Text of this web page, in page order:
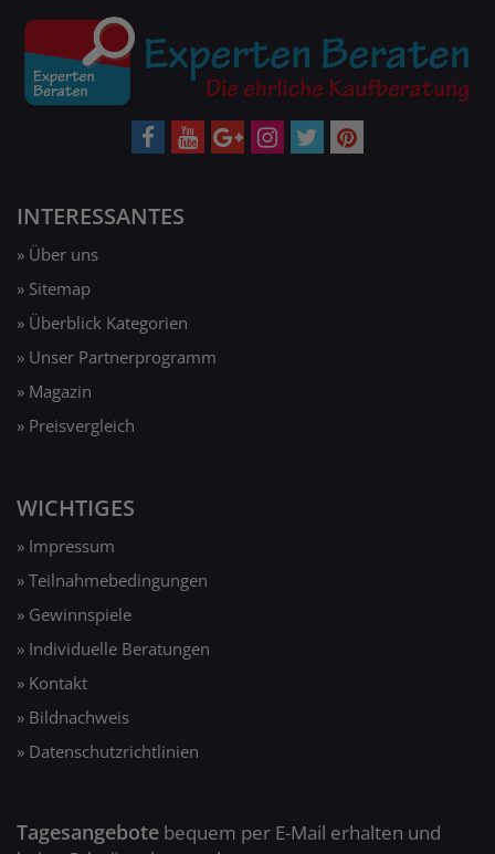
INTERESSANTES
» Über uns
» Sitemap
» Überblick Kategorien
» Unser Partnerprogramm
» Magazin
» Preisvergleich
WICHTIGES
» Impressum
» Teilnahmebedingungen
» Gewinnspiele
» Individuelle Beratungen
» Kontakt
» Bildnachweis
» Datenschutzrichtlinien
Tagesangebote bequem per E-Mail erhalten und